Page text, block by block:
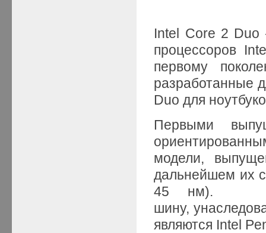
Intel Core 2 Duo
процессоров
первому
разработанные
Duo для
Первыми
модели,
дальнейшем их
45 нм). Все
шину,
являются Intel